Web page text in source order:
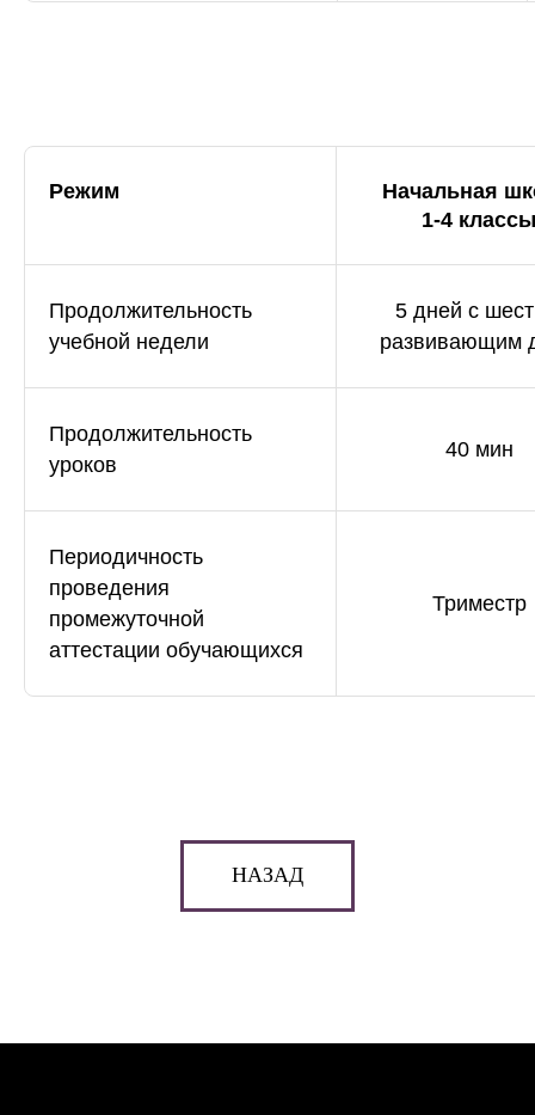
Режим
Начальная
1-4 классы
Продолжительность
учебной недели
5 дней с
развивающим
Продолжительность
уроков
40 мин
Периодичность
проведения
промежуточной
аттестации обучающихся
Триместр
НАЗАД